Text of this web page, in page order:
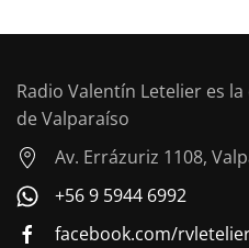
Radio Valentín Letelier es
de Valparaíso
Av. Errázuriz 1108,
+56 9 5944 6992
facebook.com/